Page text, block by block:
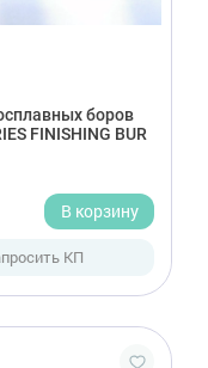
боров
FINISHING BUR
В корзину
КП